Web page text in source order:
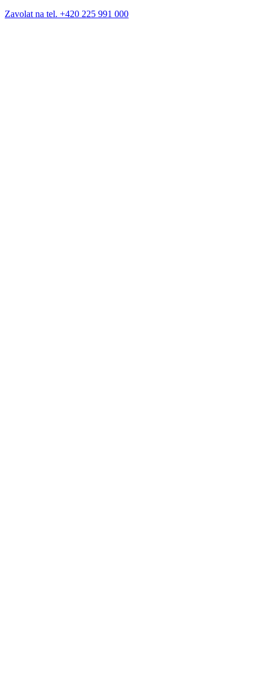
Zavolat na tel. +420 225 991 000